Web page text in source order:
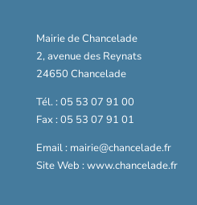
Mairie de Chancelade
2, avenue des Reynats
24650 Chancelade
Tél. : 05 53 07 91 00
Fax : 05 53 07 91 01
Email : mairie@chancelade.fr
Site Web : www.chancelade.fr